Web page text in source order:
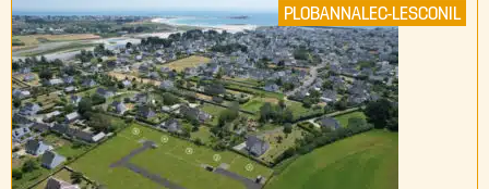
PLOBANNALEC-LESCONIL